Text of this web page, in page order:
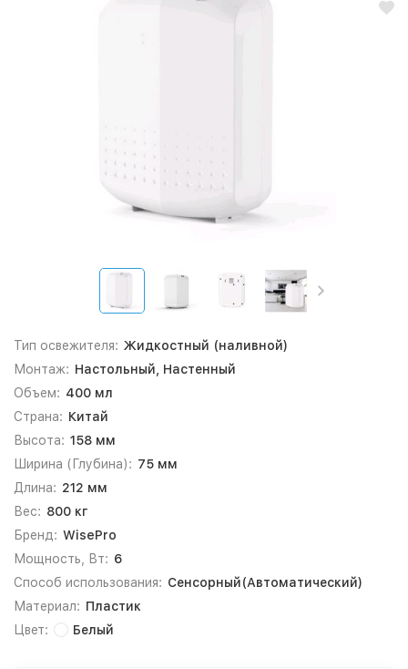
Тип освежителя: Жидкостный (наливной)
Монтаж: Настольный, Настенный
Объем: 400 мл
Страна: Китай
Высота: 158 мм
Ширина (Глубина): 75 мм
Длина: 212 мм
Вес: 800 кг
Бренд: WisePro
Мощность, Вт: 6
Способ использования: Сенсорный(Автоматический)
Материал: Пластик
Цвет:
Белый